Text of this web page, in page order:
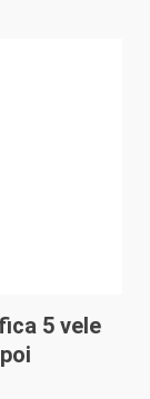
5 vele